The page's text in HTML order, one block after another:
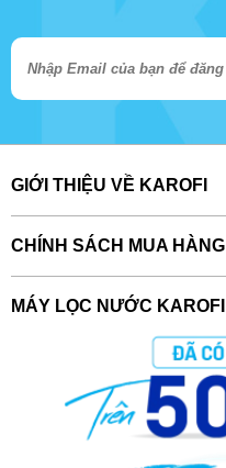
GIỚI THIỆU VỀ KAROFI
CHÍNH SÁCH MUA HÀNG
MÁY LỌC NƯỚC KAROFI